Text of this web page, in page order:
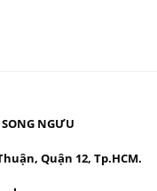
NGƯU
Quận 12, Tp.HCM.